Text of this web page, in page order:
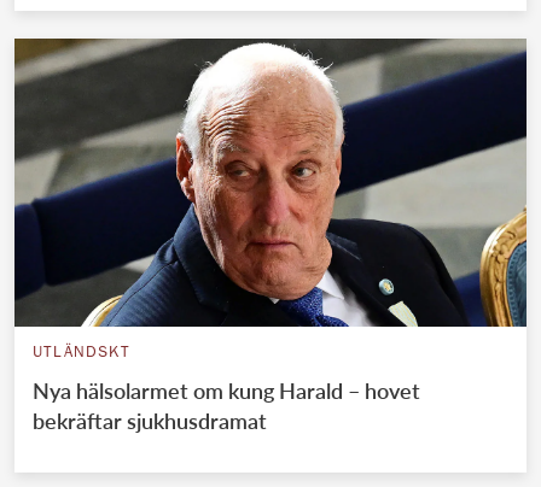
UTLÄNDSKT
Nya hälsolarmet om kung Harald – hovet
bekräftar sjukhusdramat